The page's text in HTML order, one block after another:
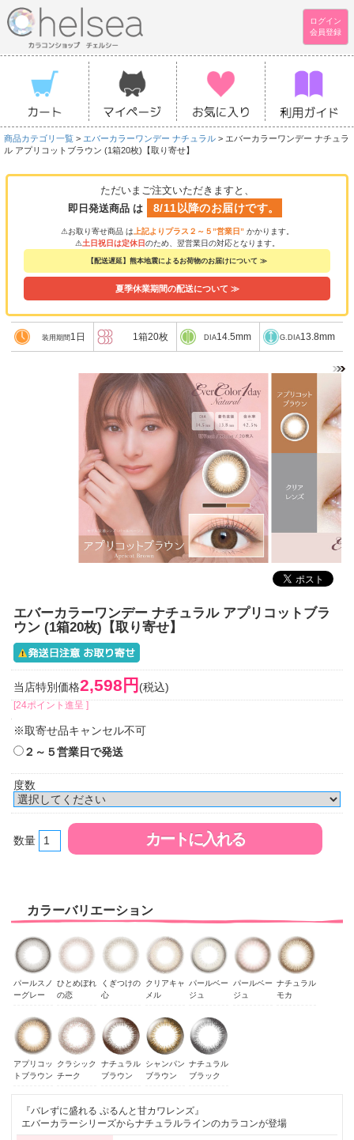
ログイン
会員登録
商品カテゴリ一覧 > エバーカラーワンデー ナチュラル > エバーカラーワンデー ナチュラ
ル アプリコットブラウン (1箱20枚)【取り寄せ】
ただいまご注文いただきますと、
即日発送商品 は
8/11以降のお届けです。
⚠お取り寄せ商品 は 上記よりプラス２～５”営業日” かかります。
⚠土日祝日は定休日のため、翌営業日の対応となります。
【配送遅延】熊本地震によるお荷物のお届けについて ≫
夏季休業期間の配送について ≫
装用期間 1日 1箱20枚 DIA14.5mm G.DIA13.8mm
エバーカラーワンデー ナチュラル アプリコットブラ
ウン (1箱20枚)【取り寄せ】
当店特別価格2,598円 (税込)
[24ポイント進呈 ]
※取寄せ品キャンセル不可
２～５営業日で発送
度数
数量
カラーバリエーション
パールスノ
ーグレー
ひとめぼれ
の恋
くぎつけの
心
クリアキャ
メル
パールベー
ジュ
パールベー
ジュ
ナチュラル
モカ
アプリコッ
トブラウン
クラシック
チーク
ナチュラル
ブラウン
シャンパン
ブラウン
ナチュラル
ブラック
『バレずに盛れる ぷるんと甘カワレンズ』
エバーカラーシリーズからナチュラルラインのカラコンが登場